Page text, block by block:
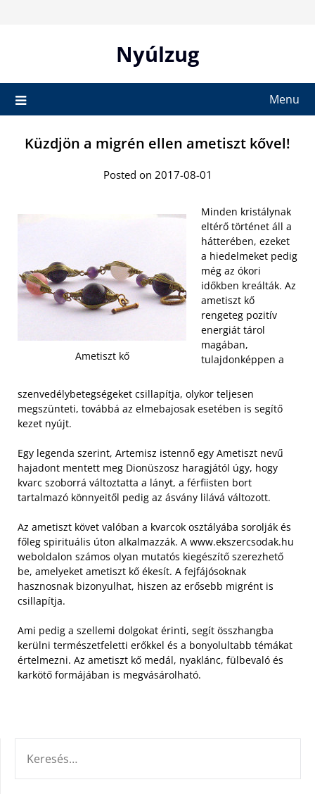
Nyúlzug
Menu
Küzdjön a migrén ellen ametiszt kővel!
Posted on 2017-08-01
Ametiszt kő
Minden kristálynak
eltérő történet áll a
hátterében, ezeket
a hiedelmeket pedig
még az ókori
időkben kreálták. Az
ametiszt kő
rengeteg pozitív
energiát tárol
magában,
tulajdonképpen a
szenvedélybetegségeket csillapítja, olykor teljesen
megszünteti, továbbá az elmebajosak esetében is segítő
kezet nyújt.
Egy legenda szerint, Artemisz istennő egy Ametiszt nevű
hajadont mentett meg Dionüszosz haragjától úgy, hogy
kvarc szoborrá változtatta a lányt, a férfiisten bort
tartalmazó könnyeitől pedig az ásvány lilává változott.
Az ametiszt követ valóban a kvarcok osztályába sorolják és
főleg spirituális úton alkalmazzák. A www.ekszercsodak.hu
weboldalon számos olyan mutatós kiegészítő szerezhető
be, amelyeket ametiszt kő ékesít. A fejfájósoknak
hasznosnak bizonyulhat, hiszen az erősebb migrént is
csillapítja.
Ami pedig a szellemi dolgokat érinti, segít összhangba
kerülni természetfeletti erőkkel és a bonyolultabb témákat
értelmezni. Az ametiszt kő medál, nyaklánc, fülbevaló és
karkötő formájában is megvásárolható.